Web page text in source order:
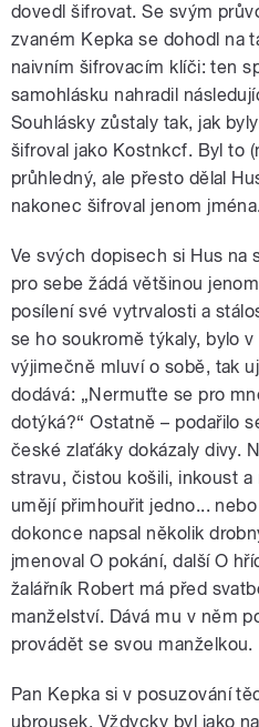
dovedl šifrovat. Se svým
zvaném Kepka se dohodl na
naivním šifrovacím klíči: ten
samohlásku nahradil
Souhlásky zůstaly tak, jak
šifroval jako Kostnkcf. Byl to
průhledný, ale přesto dělal
nakonec šifroval jenom jména.
Ve svých dopisech si Hus na
pro sebe žádá většinou
posílení své vytrvalosti a
se ho soukromě týkaly, bylo
výjimečně mluví o sobě, tak
dodává: „Nermuťte se pro
dotýká?“ Ostatně – podařilo
české zlaťáky dokázaly divy.
stravu, čistou košili, inkoust
umějí přimhouřit jedno...
dokonce napsal několik
jmenoval O pokání, další O
žalářník Robert má před
manželství. Dává mu v něm
provádět se svou manželkou.
Pan Kepka si v posuzování
ubrousek. Vždycky byl jako